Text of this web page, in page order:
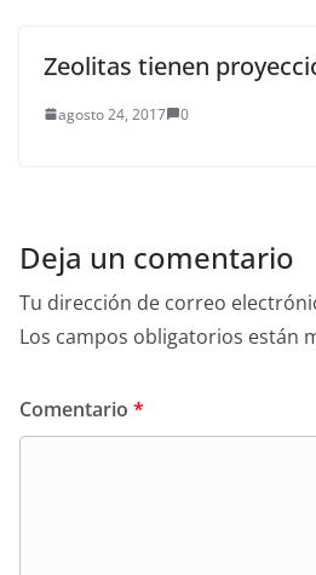
Zeolitas tienen
agosto 24, 2017 0
Deja un comentario
Tu dirección de correo
Los campos obligatorios están
Comentario *